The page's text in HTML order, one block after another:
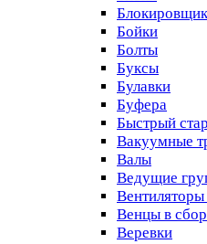
Бойки
Болты
Буксы
Булавки
Буфера
Быстрый
Вакуумные
Валы
Ведущие
Вентиляторы
Венцы в
Веревки